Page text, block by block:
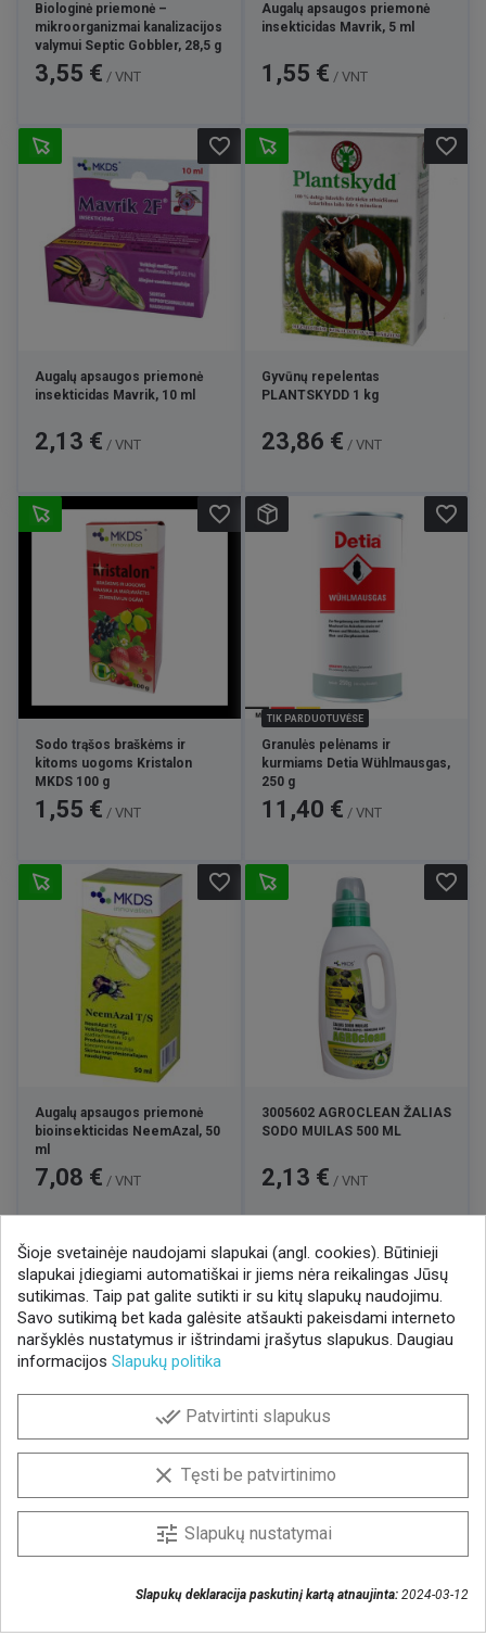
Biologinė priemonė –
mikroorganizmai kanalizacijos
valymui Septic Gobbler, 28,5 g
Kaina
3,55 € / VNT
Augalų apsaugos priemonė
insekticidas Mavrik, 5 ml
Kaina
1,55 € / VNT
Augalų apsaugos priemonė
insekticidas Mavrik, 10 ml
Kaina
2,13 € / VNT
favorite_border
Gyvūnų repelentas
PLANTSKYDD 1 kg
Kaina
23,86 € / VNT
favorite_border
Sodo trąšos braškėms ir
kitoms uogoms Kristalon
MKDS 100 g
Kaina
1,55 € / VNT
favorite_border
TIK PARDUOTUVĖSE
Granulės pelėnams ir
kurmiams Detia Wühlmausgas,
250 g
Kaina
11,40 € / VNT
favorite_border
Augalų apsaugos priemonė
bioinsekticidas NeemAzal, 50
ml
Kaina
7,08 € / VNT
favorite_border
3005602 AGROCLEAN ŽALIAS
SODO MUILAS 500 ML
Kaina
2,13 € / VNT
favorite_border
1 2 3 
Gaukite geriausius pasiūlymus!
Prenumeruokite naujienlaiškį ir visada sužinokite
Sutinku, kad mano duomenys būtų saugomi
Šioje svetainėje naudojami slapukai (angl. cookies). Būtinieji
slapukai įdiegiami automatiškai ir jiems nėra reikalingas Jūsų
sutikimas. Taip pat galite sutikti ir su kitų slapukų naudojimu.
Savo sutikimą bet kada galėsite atšaukti pakeisdami interneto
naršyklės nustatymus ir ištrindami įrašytus slapukus. Daugiau
informacijos Slapukų politika
done_all Patvirtinti slapukus
clear Tęsti be patvirtinimo
tune Slapukų nustatymai
Slapukų deklaracija paskutinį kartą atnaujinta: 2024-03-12